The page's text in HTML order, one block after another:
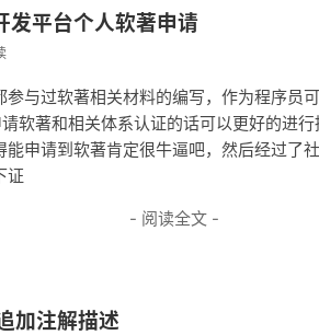
发平台个人软著申请
与过软著相关材料的编写，作为程序员
软著和相关体系认证的话可以更好的进
申请到软著肯定很牛逼吧，然后经过了
证
- 阅读全文 -
加注解描述